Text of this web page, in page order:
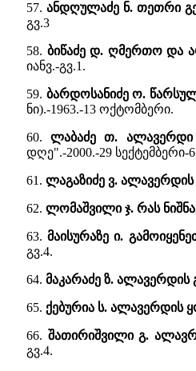
57. ანდღულაძე ნ. თეთრი
გვ.3
58. ბიწაძე დ. ღმერთო და
იანვ.-გვ.1.
59. ბარდოსანიძე ო.
ნი).-1963.-13 ოქტომბერი.
60.ლაბაძე თ. ალავერდი
დღე".-2000.-29 სექტემბერი-
61. ლაგაზიძე ვ. ალავერდის
62. ლომაშვილი ჯ. რას
63.მაისურაზე ი.
გვ.4.
64. მაკარაძე ზ. ალავერდის
65. ქებურია ს. ალავერდის
66. შათირიშვილი გ.
გვ.4.